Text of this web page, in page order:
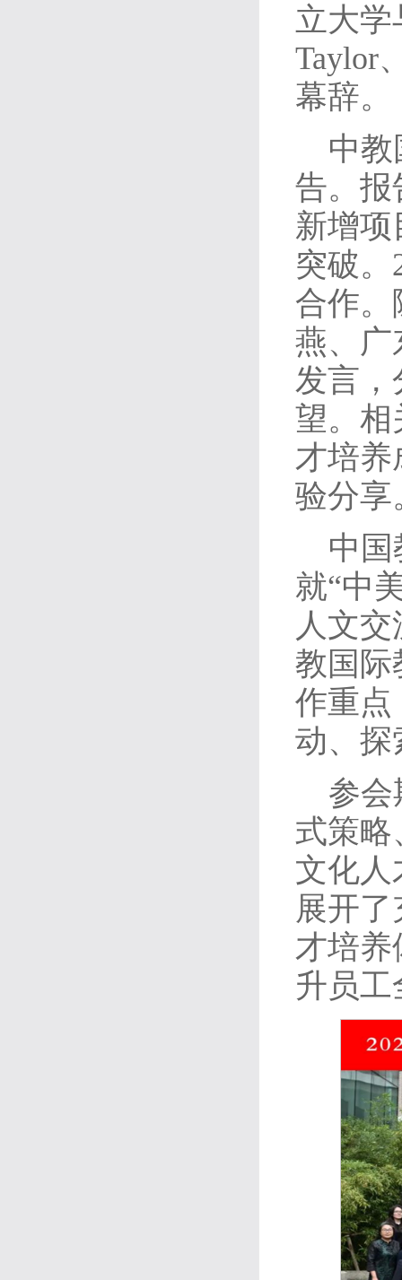
立大学
Taylor
幕辞。
中
告。报
新增
突破。
合作。
燕、广
发言，
望。相
才培
验分享
中
就“中
人文
教国际
作重点
动、探
参会
式策略
文化人
展开
才培
升员